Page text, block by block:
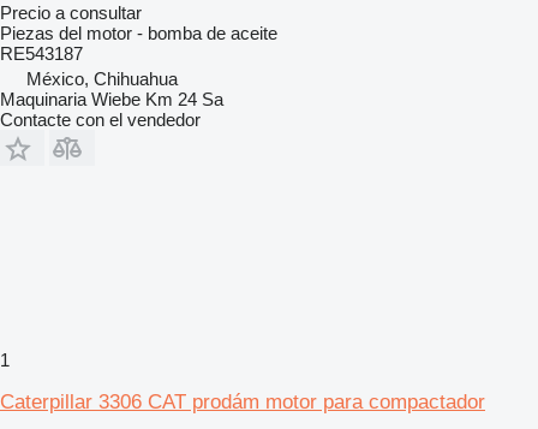
Precio a consultar
Piezas del motor - bomba de aceite
RE543187
México, Chihuahua
Maquinaria Wiebe Km 24 Sa
Contacte con el vendedor
1
Caterpillar 3306 CAT prodám motor para compactador